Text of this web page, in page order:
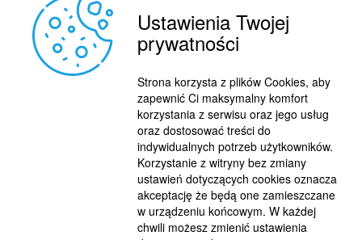
Ustawienia Twojej
prywatności
Strona korzysta z plików Cookies, aby
zapewnić Ci maksymalny komfort
korzystania z serwisu oraz jego usług
oraz dostosować treści do
indywidualnych potrzeb użytkowników.
Korzystanie z witryny bez zmiany
ustawień dotyczących cookies oznacza
akceptację że będą one zamieszczane
w urządzeniu końcowym. W każdej
chwili możesz zmienić ustawienia
© 2015 BY : FUTBOL.PL. ALL RIGHTS RESERVED.
KONTAKT
POLITYKA PRYWATNOŚCI
PRACA/STAŻE